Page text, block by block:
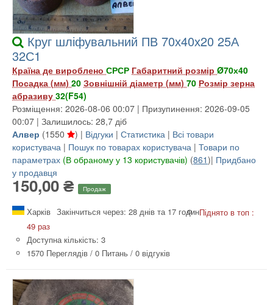
Круг шліфувальний ПВ 70х40х20 25А
32С1
Країна де вироблено СРСР Габаритний розмір Ø70х40
Посадка (мм) 20 Зовнішній діаметр (мм) 70 Розмір зерна
абразиву 32(F54)
Розміщення: 2026-08-06 00:07 | Призупинення: 2026-09-05
00:07 | Залишилось: 28,7 діб
Алвер (1550 ) | Відгуки | Статистика | Всі товари
користувача | Пошук по товарах користувача | Товари по
параметрах (В обраному у 13 користувачів) (861)| Придбано
у продавця
150,00 ₴ Продаж
Харків Закінчиться через: 28 днів та 17 годинПіднято в топ :
49 раз
Доступна кількість: 3
1570 Переглядів / 0 Питань / 0 відгуків